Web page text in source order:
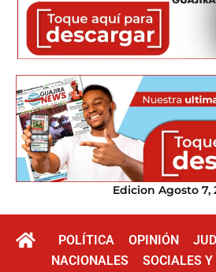
Edicion Agosto 7,
POLÍTICA OPINIÓN
NACIONALES
SOCIALES Y